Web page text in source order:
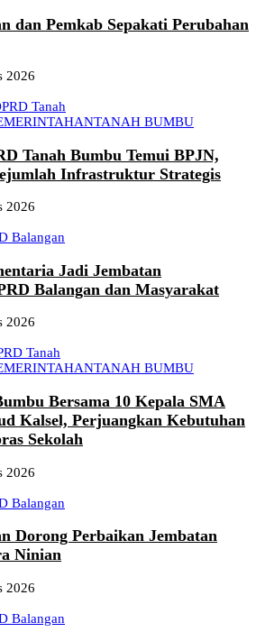
dan Pemkab Sepakati Perubahan
2026
Tanah
TANAH BUMBU
Tanah Bumbu Temui BPJN,
Infrastruktur Strategis
2026
Balangan
Jadi Jembatan
Balangan dan Masyarakat
2026
Tanah
TANAH BUMBU
Bersama 10 Kepala SMA
Kalsel, Perjuangkan Kebutuhan
Sekolah
2026
Balangan
Dorong Perbaikan Jembatan
Ninian
2026
Balangan